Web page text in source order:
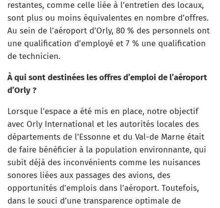
restantes, comme celle liée à l’entretien des locaux,
sont plus ou moins équivalentes en nombre d’offres.
Au sein de l’aéroport d’Orly, 80 % des personnels ont
une qualification d’employé et 7 % une qualification
de technicien.
À qui sont destinées les offres d’emploi de l’aéroport
d’Orly ?
Lorsque l’espace a été mis en place, notre objectif
avec Orly International et les autorités locales des
départements de l’Essonne et du Val-de Marne était
de faire bénéficier à la population environnante, qui
subit déjà des inconvénients comme les nuisances
sonores liées aux passages des avions, des
opportunités d’emplois dans l’aéroport. Toutefois,
dans le souci d’une transparence optimale de